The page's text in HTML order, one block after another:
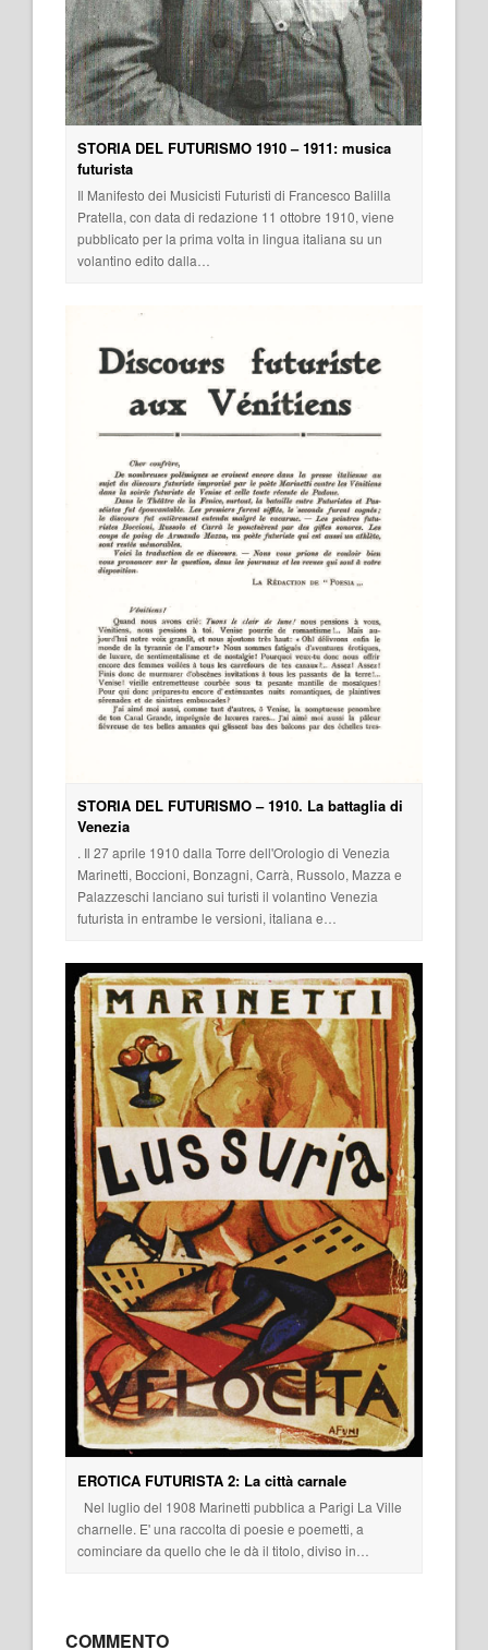
STORIA DEL FUTURISMO 1910 – 1911: musica
futurista
Il Manifesto dei Musicisti Futuristi di Francesco Balilla
Pratella, con data di redazione 11 ottobre 1910, viene
pubblicato per la prima volta in lingua italiana su un
volantino edito dalla…
STORIA DEL FUTURISMO – 1910. La battaglia di
Venezia
. Il 27 aprile 1910 dalla Torre dell'Orologio di Venezia
Marinetti, Boccioni, Bonzagni, Carrà, Russolo, Mazza e
Palazzeschi lanciano sui turisti il volantino Venezia
futurista in entrambe le versioni, italiana e…
EROTICA FUTURISTA 2: La città carnale
Nel luglio del 1908 Marinetti pubblica a Parigi La Ville
charnelle. E' una raccolta di poesie e poemetti, a
cominciare da quello che le dà il titolo, diviso in…
COMMENTO